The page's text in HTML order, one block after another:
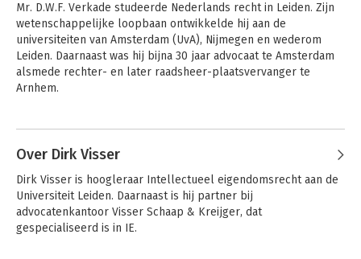
Auteursrecht
Bekijk alle boeken
Mr. D.W.F. Verkade studeerde Nederlands recht in Leiden. Zijn
wetenschappelijke loopbaan ontwikkelde hij aan de
universiteiten van Amsterdam (UvA), Nijmegen en wederom
Leiden. Daarnaast was hij bijna 30 jaar advocaat te Amsterdam
alsmede rechter- en later raadsheer-plaatsvervanger te
Arnhem.
Koninklijke Nederlandse Akademie van Wetenschappen.
Over Dirk Visser
Dirk Visser is hoogleraar Intellectueel eigendomsrecht aan de
Universiteit Leiden. Daarnaast is hij partner bij
advocatenkantoor Visser Schaap & Kreijger, dat
gespecialiseerd is in IE.